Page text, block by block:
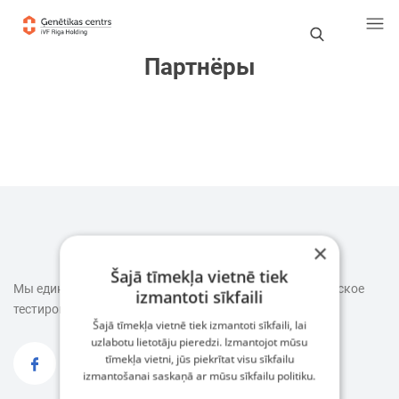
Партнёры
Мы единственные в Латвии,
кто проводит все генетическое
тестирование на месте.
×
Šajā tīmekļa vietnē tiek
izmantoti sīkfaili
Šajā tīmekļa vietnē tiek izmantoti sīkfaili, lai
uzlabotu lietotāju pieredzi. Izmantojot mūsu
tīmekļa vietni, jūs piekrītat visu sīkfailu
izmantošanai saskaņā ar mūsu sīkfailu politiku.